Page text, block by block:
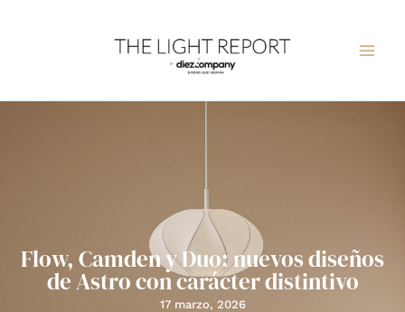
Flow, Camden y Duo: nuevos diseños
de Astro con carácter distintivo
17 marzo, 2026